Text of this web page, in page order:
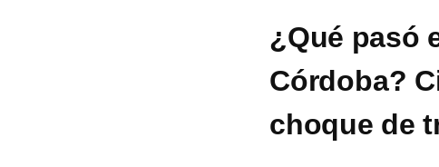
¿Qué pasó
Córdoba?
choque de